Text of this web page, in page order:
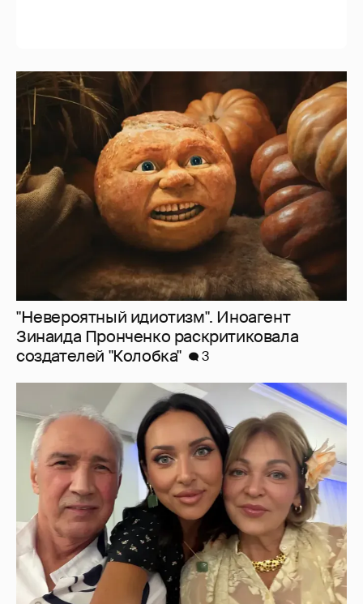
"Невероятный идиотизм". Иноагент
Зинаида Пронченко раскритиковала
создателей "Колобка"
3
Алсу показала редкое фото с родителями